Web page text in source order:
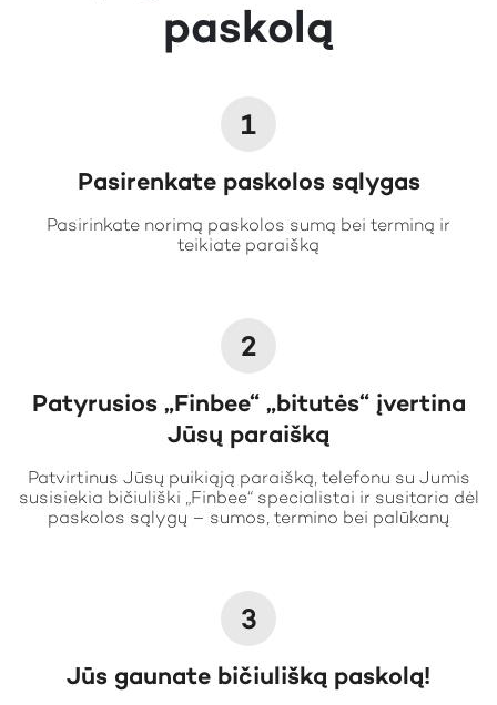
paskolą
1
Pasirenkate paskolos sąlygas
Pasirinkate norimą paskolos sumą bei terminą ir
teikiate paraišką
2
Patyrusios „Finbee“ „bitutės“ įvertina
Jūsų paraišką
Patvirtinus Jūsų puikiąją paraišką, telefonu su Jumis
susisiekia bičiuliški „Finbee“ specialistai ir susitaria dėl
paskolos sąlygų – sumos, termino bei palūkanų
3
Jūs gaunate bičiulišką paskolą!